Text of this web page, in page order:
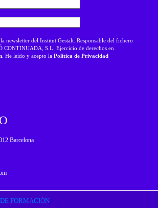
newsletter del Institut Gestalt. Responsable del fichero
CONTINUADA, S.L. Ejercicio de derechos en
. He leído y acepto la Política de Privacidad
Barcelona
FORMACIÓN